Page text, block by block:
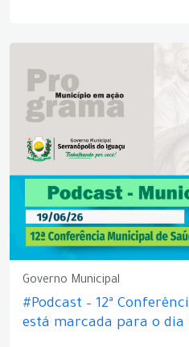
Governo Municipal
#Podcast – 12ª
está marcada para o dia